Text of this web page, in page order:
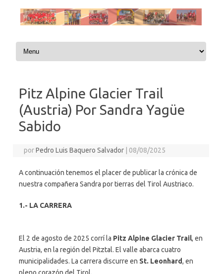
Saltar al contenido
Pitz Alpine Glacier Trail
(Austria) Por Sandra Yagüe
Sabido
porPedro Luis Baquero Salvador 08/08/2025
A continuación tenemos el placer de publicar la crónica de
nuestra compañera Sandra por tierras del Tirol Austriaco.
1.- LA CARRERA
El 2 de agosto de 2025 corrí la Pitz Alpine Glacier Trail, en
Austria, en la región del Pitztal. El valle abarca cuatro
municipalidades. La carrera discurre en St. Leonhard, en